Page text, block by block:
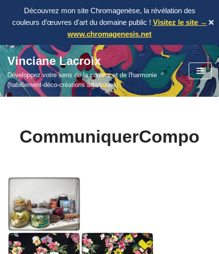
Découvrez mon site Chromagenèse, la révélation des
couleurs d’œuvres d'art du domaine public ! Visitez le site →
www.chromagenesis.net
✕
Aller
au
contenu
Vinciane Lacroix
Développez votre sens de la couleur et de l'harmonie
(habillement-déco-créations artistiques)
CommuniquerCompo